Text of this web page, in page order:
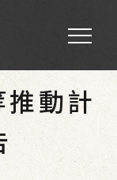
主流化辦理成果
動計